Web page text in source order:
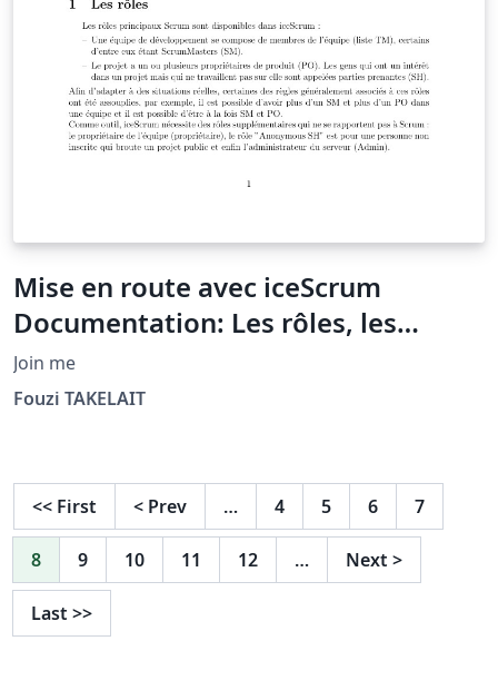
Mise en route avec iceScrum
Documentation: Les rôles, les
équipes et les projets
Join me
Fouzi TAKELAIT
<< First < Prev … 4 5 6 7
8 9 10 11 12 … Next >
Last >>